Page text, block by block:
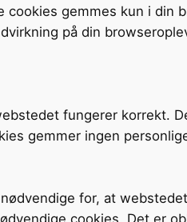
gemmes kun i
på din
fungerer korrekt.
gemmer ingen
for, at